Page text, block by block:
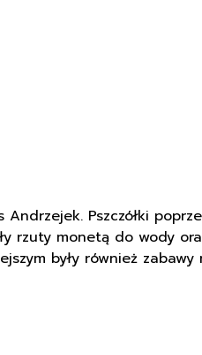
Pszczółki
monetą do wody
były również